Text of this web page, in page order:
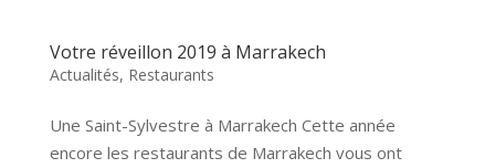
Votre réveillon 2019 à Marrakech
Actualités, Restaurants
Une Saint-Sylvestre à Marrakech Cette année
encore les restaurants de Marrakech vous ont